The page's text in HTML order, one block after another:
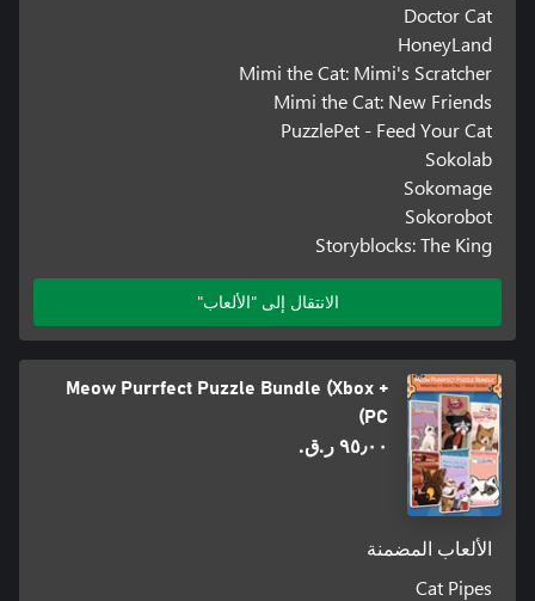
Doctor Cat
HoneyLand
Mimi the Cat: Mimi's Scratcher
Mimi the Cat: New Friends
PuzzlePet - Feed Your Cat
Sokolab
Sokomage
Sokorobot
Storyblocks: The King
الانتقال إلى "الألعاب"
Meow Purrfect Puzzle Bundle (Xbox +
PC)
٩٥٫٠٠ ر.ق.‏
الألعاب المضمنة
Cat Pipes